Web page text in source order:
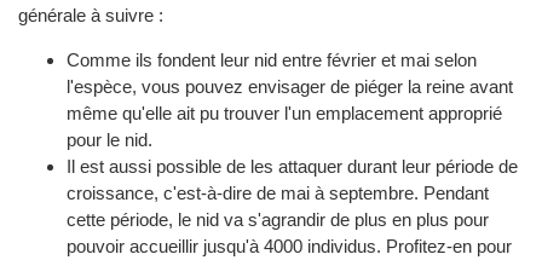
générale à suivre :
Comme ils fondent leur nid entre février et mai selon
l'espèce, vous pouvez envisager de piéger la reine avant
même qu'elle ait pu trouver l'un emplacement approprié
pour le nid.
Il est aussi possible de les attaquer durant leur période de
croissance, c'est-à-dire de mai à septembre. Pendant
cette période, le nid va s'agrandir de plus en plus pour
pouvoir accueillir jusqu'à 4000 individus. Profitez-en pour